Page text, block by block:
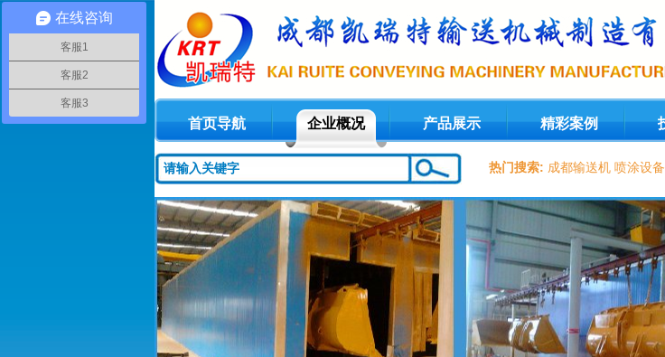
首页导航 企业概况 产品展示 精彩案例
热门搜索: 成都输送机 喷涂设备
在线咨询
客服1
客服2
客服3